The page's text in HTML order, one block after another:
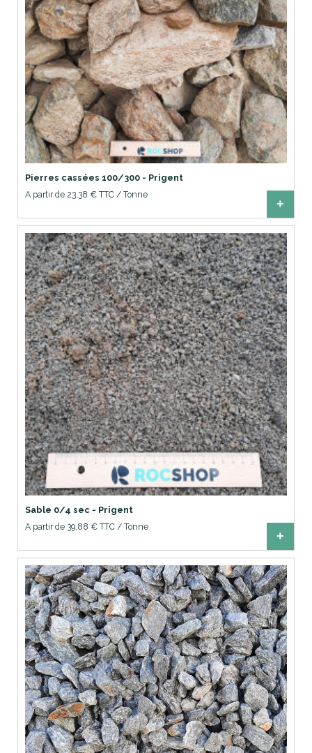
Pierres cassées 100/300 - Prigent
A partir de 23,38 € TTC / Tonne
+
Sable 0/4 sec - Prigent
A partir de 39,88 € TTC / Tonne
+